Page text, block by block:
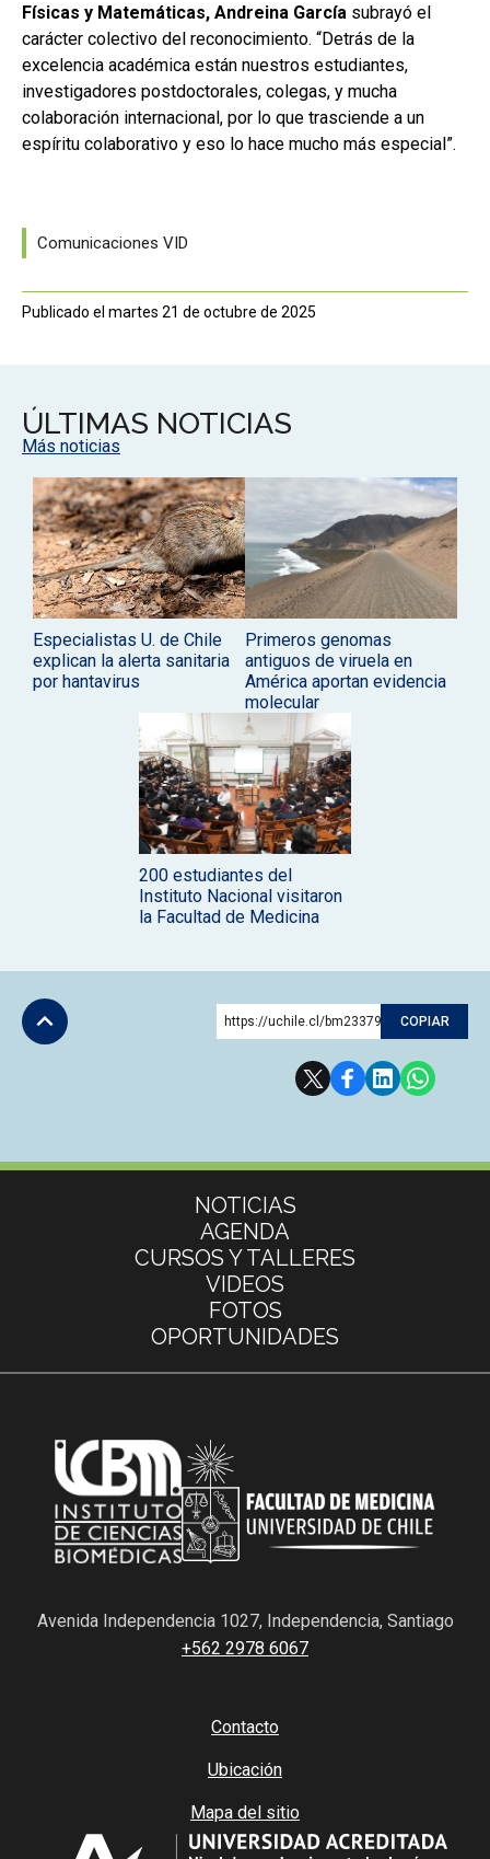
Físicas y Matemáticas, Andreina García subrayó el
carácter colectivo del reconocimiento. “Detrás de la
excelencia académica están nuestros estudiantes,
investigadores postdoctorales, colegas, y mucha
colaboración internacional, por lo que trasciende a un
espíritu colaborativo y eso lo hace mucho más especial”.
Comunicaciones VID
Publicado el martes 21 de octubre de 2025
ÚLTIMAS NOTICIAS
Más noticias
Especialistas U. de Chile
explican la alerta sanitaria
por hantavirus
Primeros genomas
antiguos de viruela en
América aportan evidencia
molecular
200 estudiantes del
Instituto Nacional visitaron
la Facultad de Medicina
https://uchile.cl/bm233799 COPIAR
NOTICIAS
AGENDA
CURSOS Y TALLERES
VIDEOS
FOTOS
OPORTUNIDADES
Avenida Independencia 1027, Independencia, Santiago
+562 2978 6067
Contacto
Ubicación
Mapa del sitio